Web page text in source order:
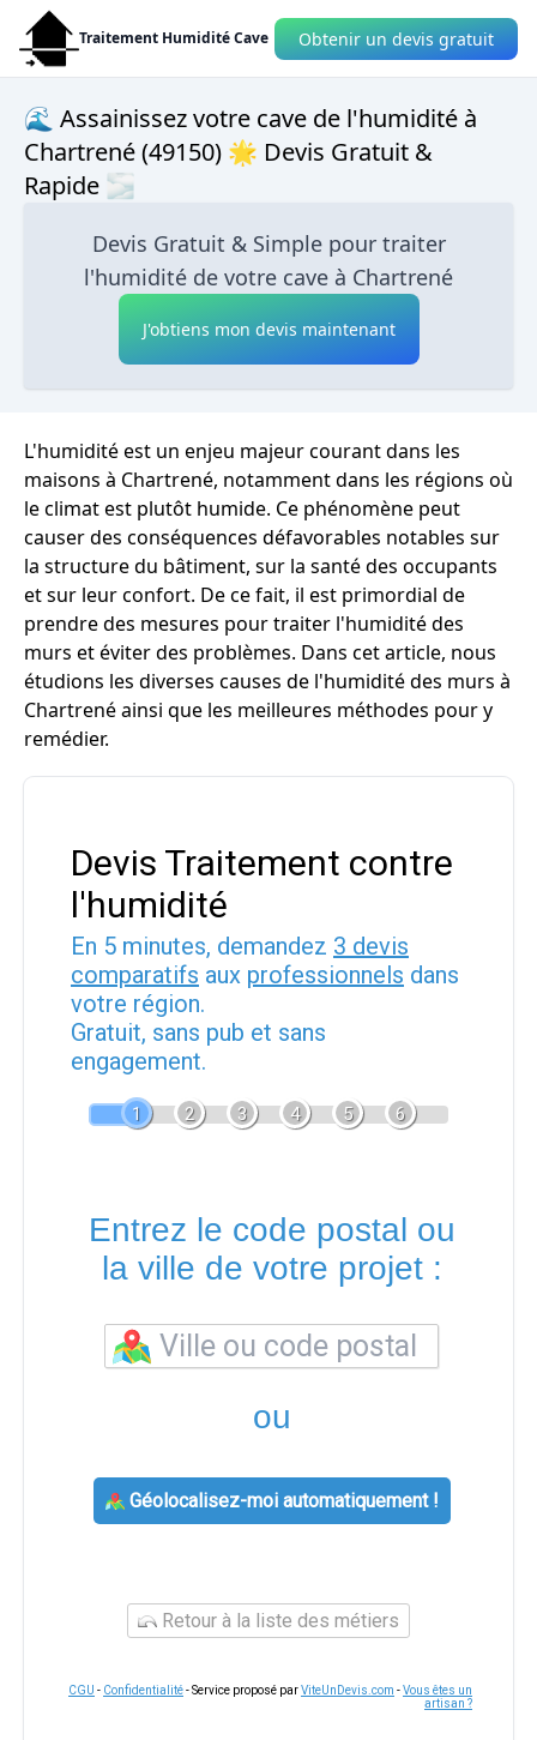
Traitement Humidité Cave Obtenir un devis gratuit
🌊 Assainissez votre cave de l'humidité à
Chartrené (49150) 🌟 Devis Gratuit &
Rapide 🌫
Devis Gratuit & Simple pour traiter
l'humidité de votre cave à Chartrené
J'obtiens mon devis maintenant
L'humidité est un enjeu majeur courant dans les
maisons à Chartrené, notamment dans les régions où
le climat est plutôt humide. Ce phénomène peut
causer des conséquences défavorables notables sur
la structure du bâtiment, sur la santé des occupants
et sur leur confort. De ce fait, il est primordial de
prendre des mesures pour traiter l'humidité des
murs et éviter des problèmes. Dans cet article, nous
étudions les diverses causes de l'humidité des murs à
Chartrené ainsi que les meilleures méthodes pour y
remédier.
Devis Traitement contre
l'humidité
En 5 minutes, demandez 3 devis
comparatifs aux professionnels dans
votre région.
Gratuit, sans pub et sans
engagement.
1 2 3 4 5 6
Entrez le code postal ou
la ville de votre projet :
ou
Géolocalisez-moi automatiquement !
Retour à la liste des métiers
CGU - Confidentialité- Service proposé parViteUnDevis.com -Vous êtes un
artisan ?